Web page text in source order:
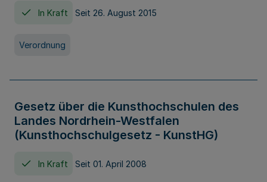
In Kraft Seit 26. August 2015
Verordnung
Gesetz über die Kunsthochschulen des
Landes Nordrhein-Westfalen
(Kunsthochschulgesetz - KunstHG)
In Kraft Seit 01. April 2008